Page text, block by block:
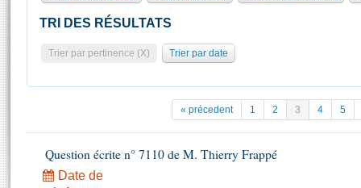
Pétitions
Projets de loi
Propositions de loi
Statistiques et chiffres clés
Documents de référence
( Constitution | Règlement de l'Assemblée ... )
Histoire
Contacts et plan d'accès
TRI DES RÉSULTATS
Trier par pertinence (X) Trier par date
« précedent 1 2 3 4 5
Question écrite n° 7110 de M. Thierry Frappé
Date de